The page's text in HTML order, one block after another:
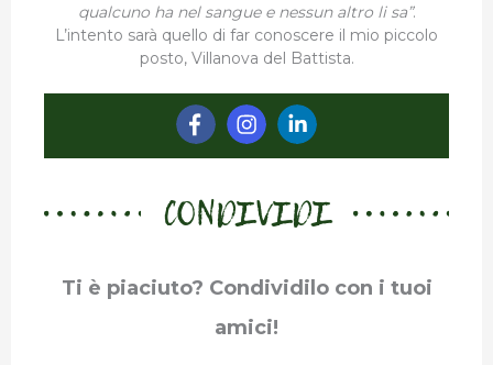
qualcuno ha nel sangue e nessun altro li sa”.
L’intento sarà quello di far conoscere il mio piccolo
posto, Villanova del Battista.
CONDIVIDI
Ti è piaciuto? Condividilo con i tuoi
amici!